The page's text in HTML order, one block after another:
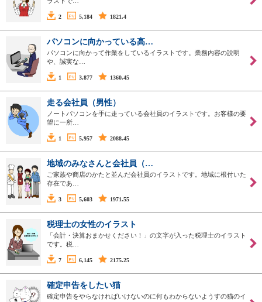
2 5,184 1821.4
パソコンに向かっている高…
パソコンに向かって作業をしているイラストです。業務内容の説明
や、誠実な…
1 3,877 1360.45
走る会社員（男性）
ノートパソコンを手に走っている会社員のイラストです。お客様の要
望に一所…
1 5,957 2088.45
地域のみなさんと会社員（…
ご家族や商店のかたと並んだ会社員のイラストです。地域に根付いた
存在であ…
3 5,603 1971.55
税理士の女性のイラスト
「会計・決算おまかせください！」の文字が入った税理士のイラスト
です。税…
7 6,145 2175.25
確定申告をしたい猫
確定申告をやらなければいけないのに何もわからないようすの猫のイ